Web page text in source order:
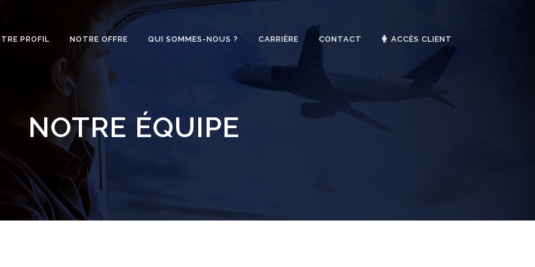
PROFIL NOTRE OFFRE QUI SOMMES-NOUS ? CARRIÈRE CONTACT ACCÈS CLIENT
NOTRE ÉQUIPE